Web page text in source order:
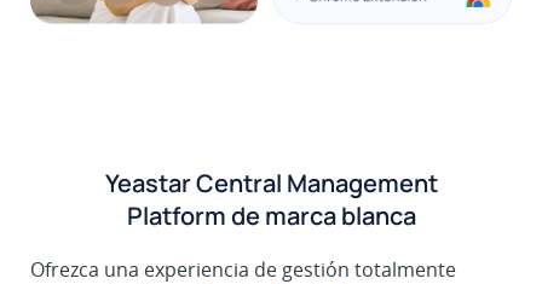
Yeastar Central Management
Platform de marca blanca
Ofrezca una experiencia de gestión totalmente